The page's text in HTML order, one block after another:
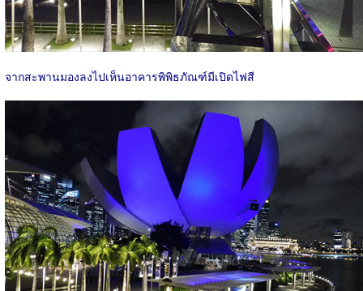
จากสะพานมองลงไปเห็นอาคารพิพิธภัณฑ์มีเปิดไฟสี